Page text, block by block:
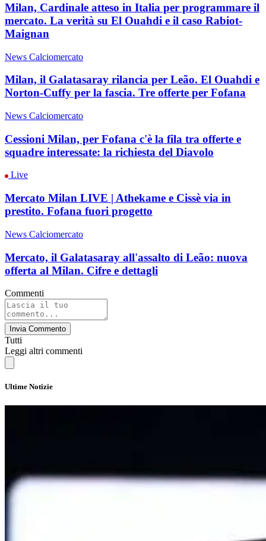
Milan, Cardinale atteso in Italia per programmare il
mercato. La verità su El Ouahdi e il caso Rabiot-
Maignan
News Calciomercato
Milan, il Galatasaray rilancia per Leão. El Ouahdi e
Norton-Cuffy per la fascia. Tre offerte per Fofana
News Calciomercato
Cessioni Milan, per Fofana c'è la fila tra offerte e
squadre interessate: la richiesta del Diavolo
Live
Mercato Milan LIVE | Athekame e Cissè via in
prestito. Fofana fuori progetto
News Calciomercato
Mercato, il Galatasaray all'assalto di Leão: nuova
offerta al Milan. Cifre e dettagli
Commenti
Invia Commento
Tutti
Leggi altri commenti
Ultime Notizie